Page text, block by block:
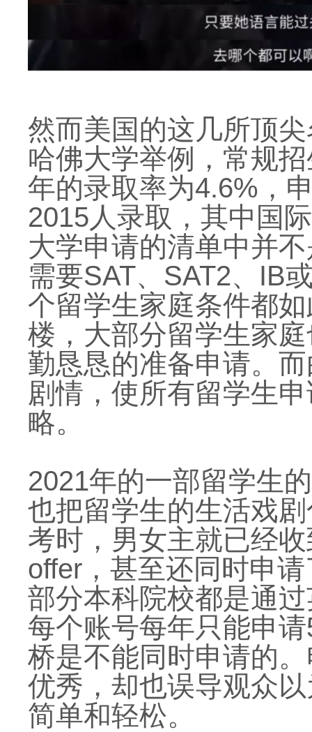
然而美国的这几所顶
哈佛大学举例，常规
年的录取率为4.6%，
2015人录取，其中国
大学申请的清单中并
需要SAT、SAT2、IB
个留学生家庭条件都
楼，大部分留学生家
勤恳恳的准备申请。
剧情，使所有留学生
略。
2021年的一部留学生
也把留学生的生活戏
考时，男女主就已经
offer，甚至还同时申
部分本科院校都是通
每个账号每年只能申
桥是不能同时申请的
优秀，却也误导观众
简单和轻松。